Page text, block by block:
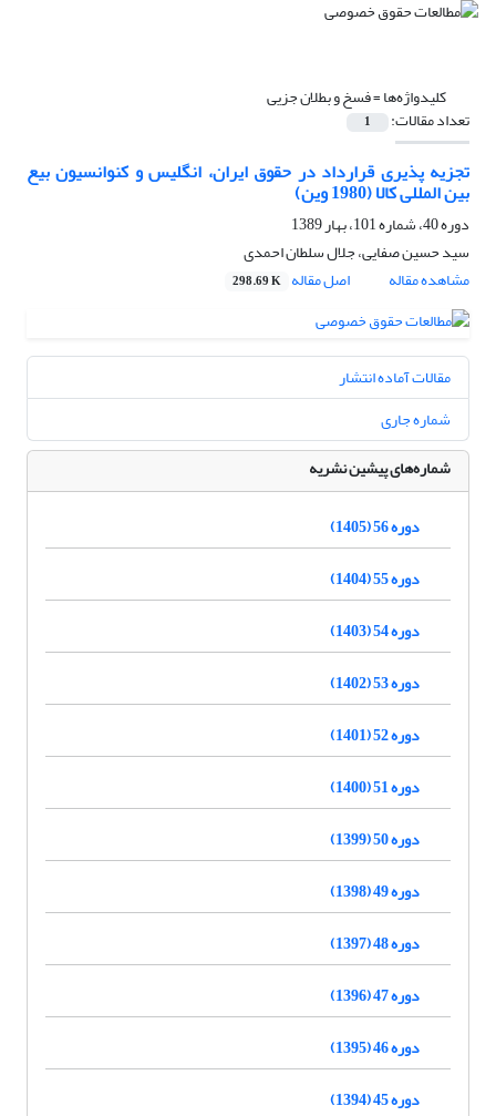
کلیدواژه‌ها =فسخ و بطلان جزیی
تعداد مقالات: 1
تجزیه پذیری قرارداد در حقوق ایران، انگلیس و کنوانسیون بیع
بین المللی کالا (1980 وین)
دوره 40، شماره 101، بهار 1389
سید حسین صفایی، جلال سلطان احمدی
مشاهده مقاله
اصل مقاله 298.69 K
مقالات آماده انتشار
شماره جاری
شماره‌های پیشین نشریه
دوره 56 (1405)
دوره 55 (1404)
دوره 54 (1403)
دوره 53 (1402)
دوره 52 (1401)
دوره 51 (1400)
دوره 50 (1399)
دوره 49 (1398)
دوره 48 (1397)
دوره 47 (1396)
دوره 46 (1395)
دوره 45 (1394)